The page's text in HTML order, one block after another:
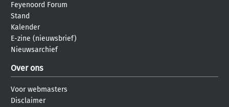
Feyenoord Forum
Stand
Kalender
E-zine (nieuwsbrief)
Nieuwsarchief
Over ons
Voor webmasters
Disclaimer